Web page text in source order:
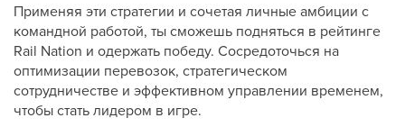
Применяя эти стратегии и сочетая личные амбиции с
командной работой, ты сможешь подняться в рейтинге
Rail Nation и одержать победу. Сосредоточься на
оптимизации перевозок, стратегическом
сотрудничестве и эффективном управлении временем,
чтобы стать лидером в игре.